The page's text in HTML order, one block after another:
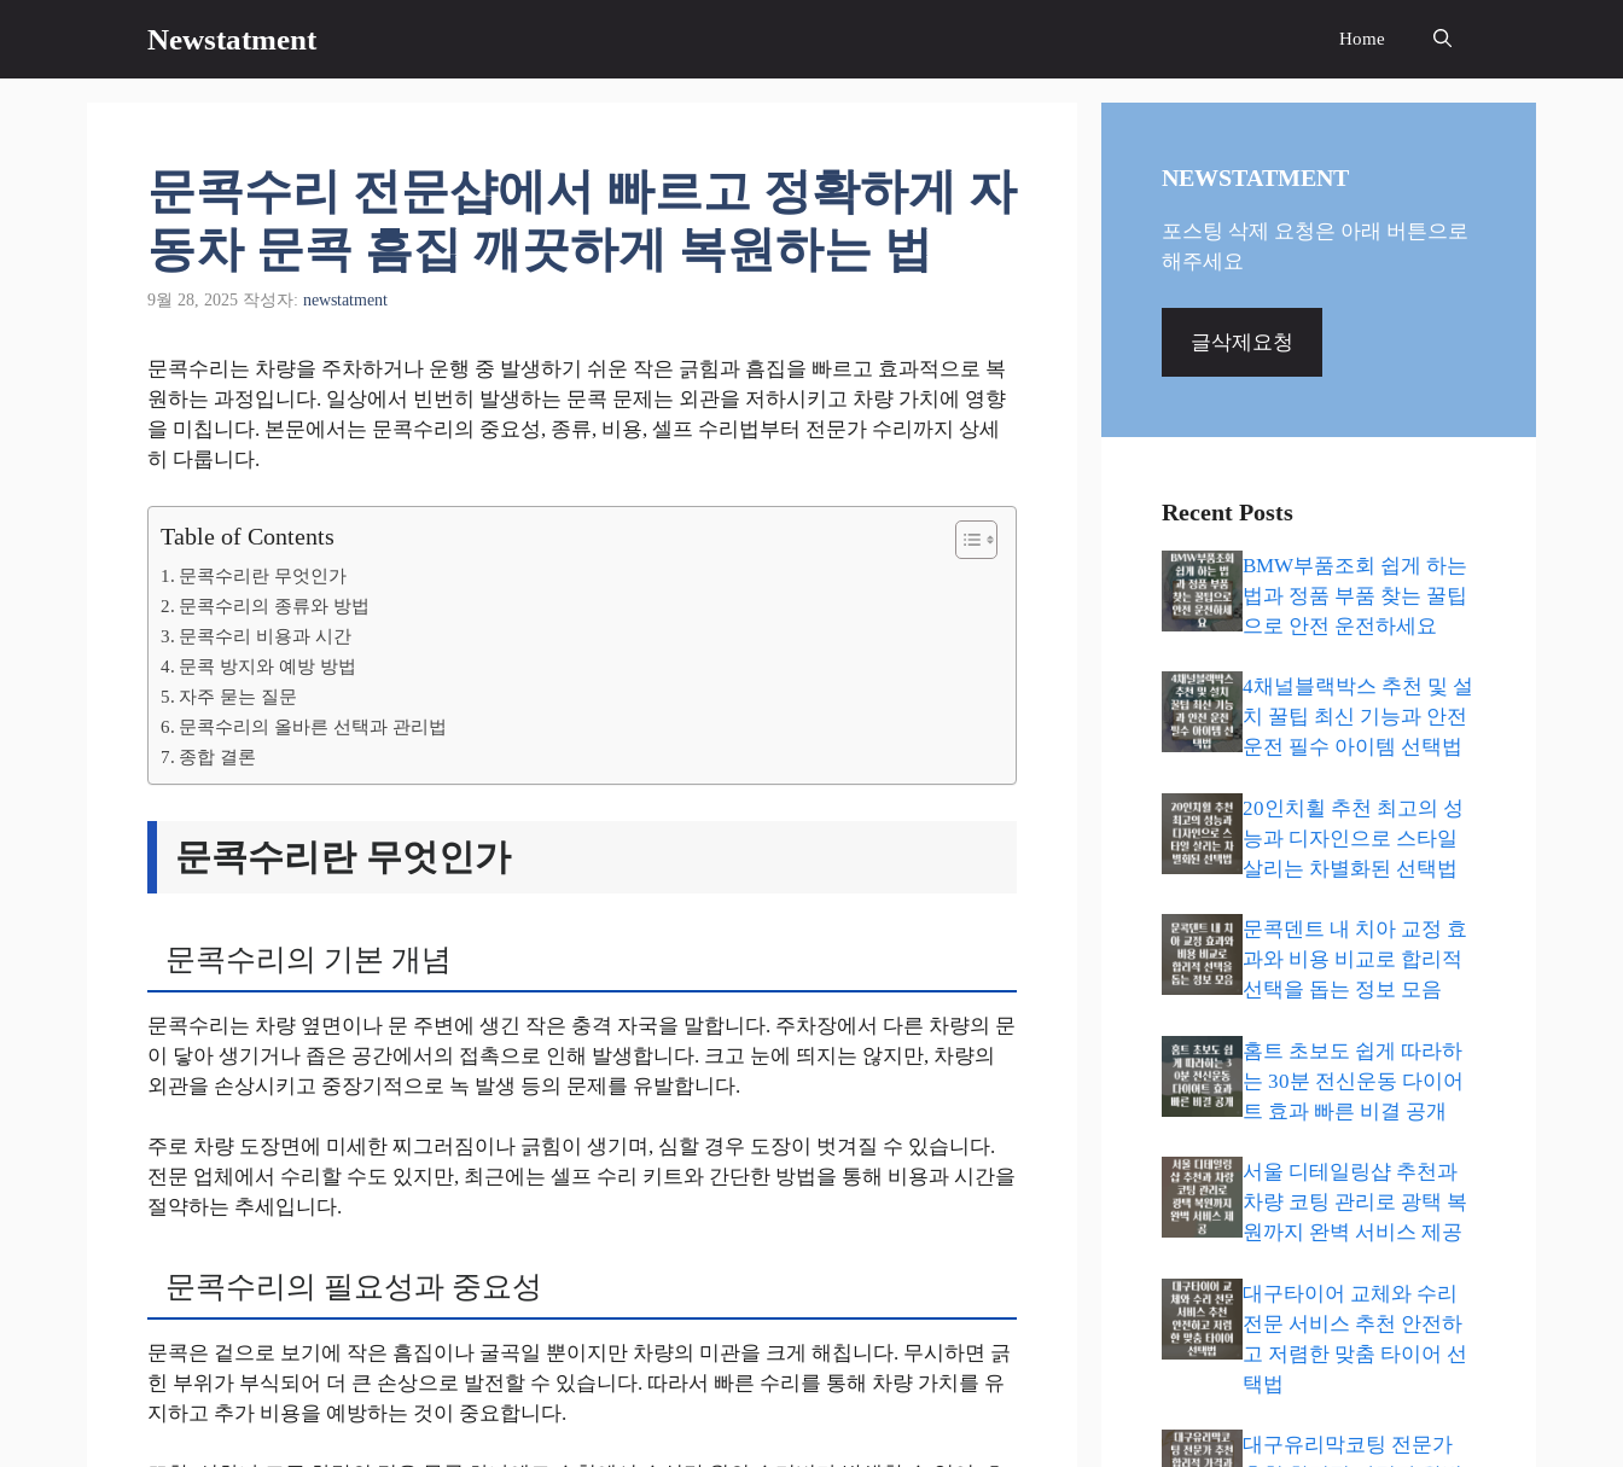
츠
Newstatment Home
문콕수리 전문샵에서 빠르고 정확하게 자
동차 문콕 흠집 깨끗하게 복원하는 법
9월 28, 2025 작성자: newstatment
문콕수리는 차량을 주차하거나 운행 중 발생하기 쉬운 작은 긁힘과 흠집을 빠르고 효과적으로 복
원하는 과정입니다. 일상에서 빈번히 발생하는 문콕 문제는 외관을 저하시키고 차량 가치에 영향
을 미칩니다. 본문에서는 문콕수리의 중요성, 종류, 비용, 셀프 수리법부터 전문가 수리까지 상세
히 다룹니다.
Table of Contents
문콕수리란 무엇인가
문콕수리의 종류와 방법
문콕수리 비용과 시간
문콕 방지와 예방 방법
자주 묻는 질문
문콕수리의 올바른 선택과 관리법
종합 결론
문콕수리란 무엇인가
문콕수리의 기본 개념
문콕수리는 차량 옆면이나 문 주변에 생긴 작은 충격 자국을 말합니다. 주차장에서 다른 차량의 문
이 닿아 생기거나 좁은 공간에서의 접촉으로 인해 발생합니다. 크고 눈에 띄지는 않지만, 차량의
외관을 손상시키고 중장기적으로 녹 발생 등의 문제를 유발합니다.
주로 차량 도장면에 미세한 찌그러짐이나 긁힘이 생기며, 심할 경우 도장이 벗겨질 수 있습니다.
전문 업체에서 수리할 수도 있지만, 최근에는 셀프 수리 키트와 간단한 방법을 통해 비용과 시간을
절약하는 추세입니다.
문콕수리의 필요성과 중요성
문콕은 겉으로 보기에 작은 흠집이나 굴곡일 뿐이지만 차량의 미관을 크게 해칩니다. 무시하면 긁
힌 부위가 부식되어 더 큰 손상으로 발전할 수 있습니다. 따라서 빠른 수리를 통해 차량 가치를 유
지하고 추가 비용을 예방하는 것이 중요합니다.
NEWSTATMENT
포스팅 삭제 요청은 아래 버튼으로
해주세요
글삭제요청
Recent Posts
BMW부품조회 쉽게 하는
법과 정품 부품 찾는 꿀팁
으로 안전 운전하세요
4채널블랙박스 추천 및 설
치 꿀팁 최신 기능과 안전
운전 필수 아이템 선택법
20인치휠 추천 최고의 성
능과 디자인으로 스타일
살리는 차별화된 선택법
문콕덴트 내 치아 교정 효
과와 비용 비교로 합리적
선택을 돕는 정보 모음
홈트 초보도 쉽게 따라하
는 30분 전신운동 다이어
트 효과 빠른 비결 공개
서울 디테일링샵 추천과
차량 코팅 관리로 광택 복
원까지 완벽 서비스 제공
대구타이어 교체와 수리
전문 서비스 추천 안전하
고 저렴한 맞춤 타이어 선
택법
대구유리막코팅 전문가